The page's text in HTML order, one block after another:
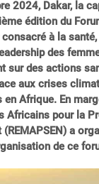
2024, Dakar, la
édition du
à la
des
sur des actions
aux crises
en Afrique. En
Africains pour la
(REMAPSEN) a
de ce